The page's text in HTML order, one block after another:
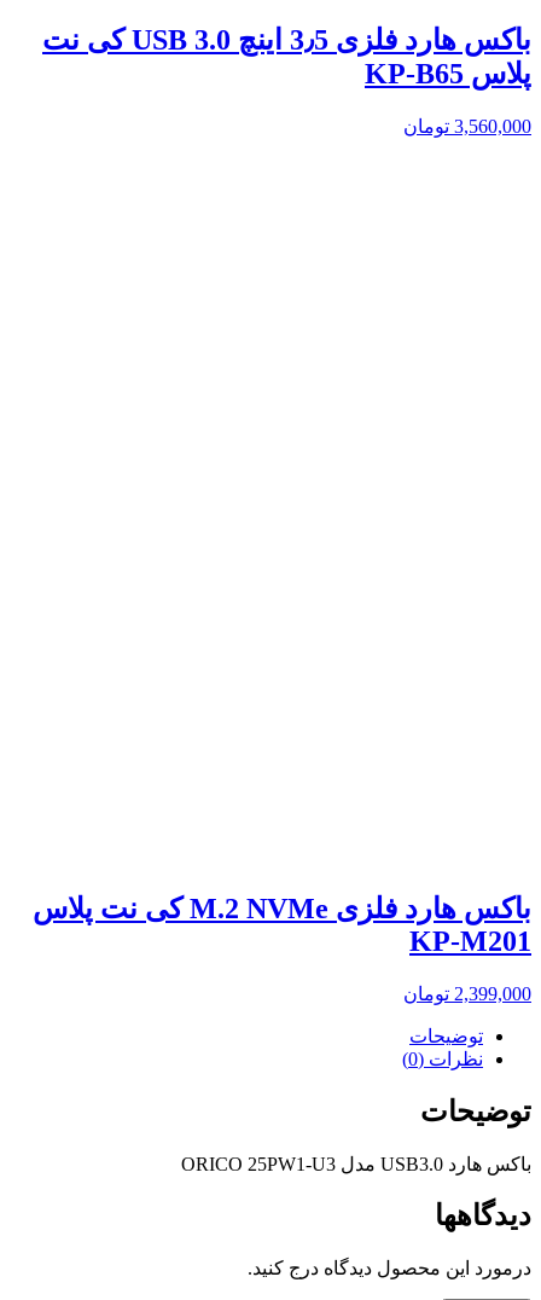
باکس هارد فلزی 3٫5 اینچ USB 3.0 کی نت
پلاس KP-B65
3,560,000 تومان
باکس هارد فلزی M.2 NVMe کی نت پلاس
KP-M201
2,399,000 تومان
توضیحات
نظرات (0)
توضیحات
باکس هارد USB3.0 مدل ORICO 25PW1-U3
دیدگاهها
درمورد این محصول دیدگاه درج کنید.